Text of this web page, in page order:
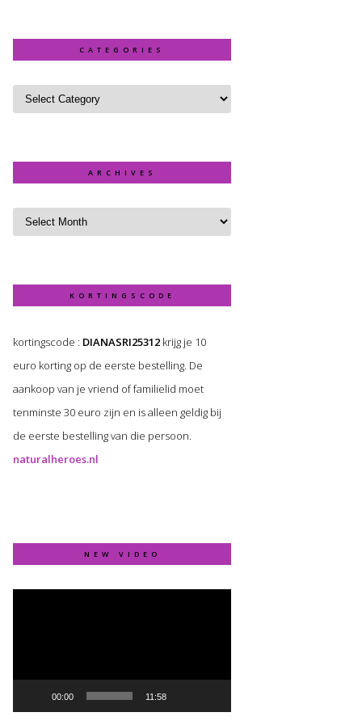
CATEGORIES
ARCHIVES
KORTINGSCODE
kortingscode : DIANASRI25312 krijg je 10
euro korting op de eerste bestelling. De
aankoop van je vriend of familielid moet
tenminste 30 euro zijn en is alleen geldig bij
de eerste bestelling van die persoon.
naturalheroes.nl
NEW VIDEO
Video
00:00 11:58